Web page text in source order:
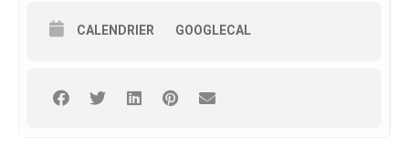
CALENDRIER GOOGLECAL